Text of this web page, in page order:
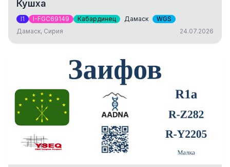
Кушха
I1 I-FGC69149 Кабардинец Дамаск
WGS
Дамаск, Сирия
24.07.2026